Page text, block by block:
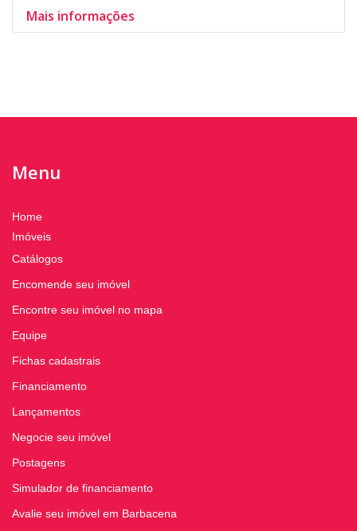
Mais informações
Menu
Home
Imóveis
Catálogos
Encomende seu imóvel
Encontre seu imóvel no mapa
Equipe
Fichas cadastrais
Financiamento
Lançamentos
Negocie seu imóvel
Postagens
Simulador de financiamento
Avalie seu imóvel em Barbacena